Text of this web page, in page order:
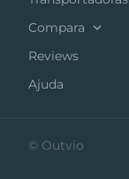
Compara
Reviews
Ajuda
© Outvio